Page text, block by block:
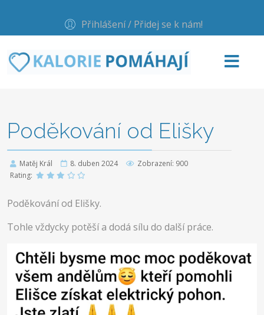
Přihlášení / Přidej se k nám!
Poděkování od Elišky
Matěj Král 8. duben 2024
Zobrazení: 900
Rating:
Poděkování od Elišky.
Tohle vždycky potěší a dodá sílu do další práce.